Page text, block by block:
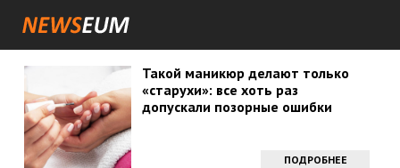
Такой маникюр делают только
«старухи»: все хоть раз
допускали позорные ошибки
ПОДРОБНЕЕ